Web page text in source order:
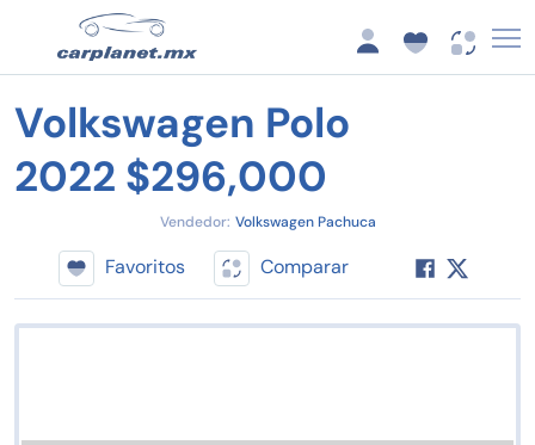
Volkswagen Polo
2022 $296,000
Vendedor: Volkswagen Pachuca
Favoritos Comparar